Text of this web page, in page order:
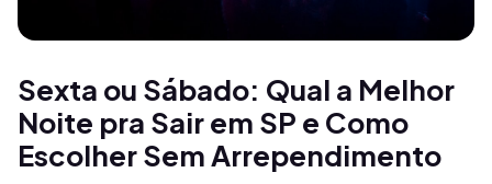
Sexta ou Sábado: Qual a Melhor
Noite pra Sair em SP e Como
Escolher Sem Arrependimento